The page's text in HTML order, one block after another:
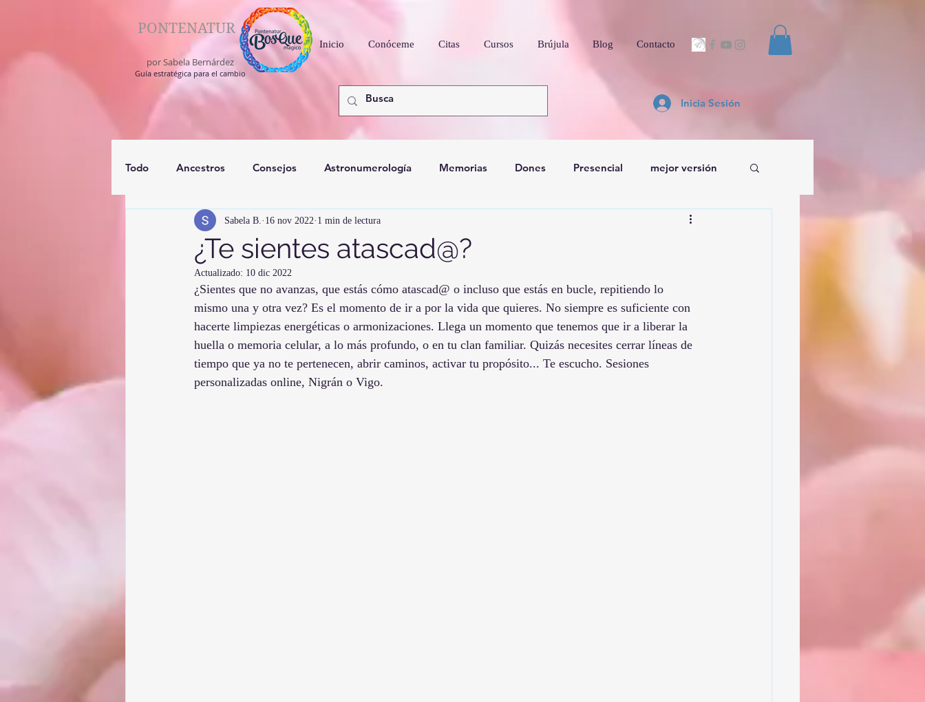
PONTENATUR
por Sabela Bernárdez
Guía estratégica para el cambio
Inicio Conóceme Citas Cursos Brújula Blog Contacto
Inicia Sesión
Todo Ancestros Consejos Astronumerología Memorias Dones Presencial mejor versión
registros akashico mediumnidad
¿Te sientes atascad@?
Sabela B. 16 nov 2022 1 min de lectura
Actualizado: 10 dic 2022
¿Sientes que no avanzas, que estás cómo atascad@ o incluso que estás en bucle, repitiendo lo
mismo una y otra vez? Es el momento de ir a por la vida que quieres. No siempre es suficiente con
hacerte limpiezas energéticas o armonizaciones. Llega un momento que tenemos que ir a liberar la
huella o memoria celular, a lo más profundo, o en tu clan familiar. Quizás necesites cerrar líneas de
tiempo que ya no te pertenecen, abrir caminos, activar tu propósito... Te escucho. Sesiones
personalizadas online, Nigrán o Vigo.